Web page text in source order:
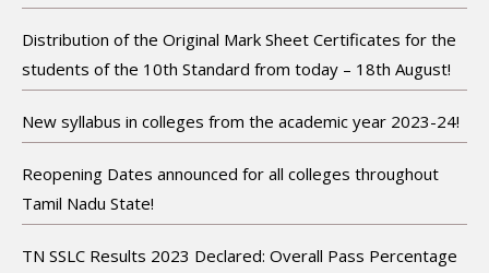
Distribution of the Original Mark Sheet Certificates for the
students of the 10th Standard from today – 18th August!
New syllabus in colleges from the academic year 2023-24!
Reopening Dates announced for all colleges throughout
Tamil Nadu State!
TN SSLC Results 2023 Declared: Overall Pass Percentage